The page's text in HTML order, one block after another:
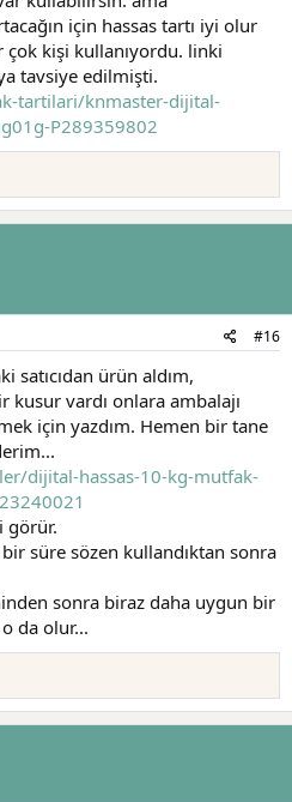
için hassas tartı iyi olur
kişi kullanıyordu. linki
tavsiye edilmişti.
tartilari/knmaster-dijital-
P289359802
#16
satıcıdan ürün aldım,
kusur vardı onlara ambalajı
için yazdım. Hemen bir tane
dijital-hassas-10-kg-mutfak-
görür.
süre sözen kullandıktan sonra
sonra biraz daha uygun bir
da olur...